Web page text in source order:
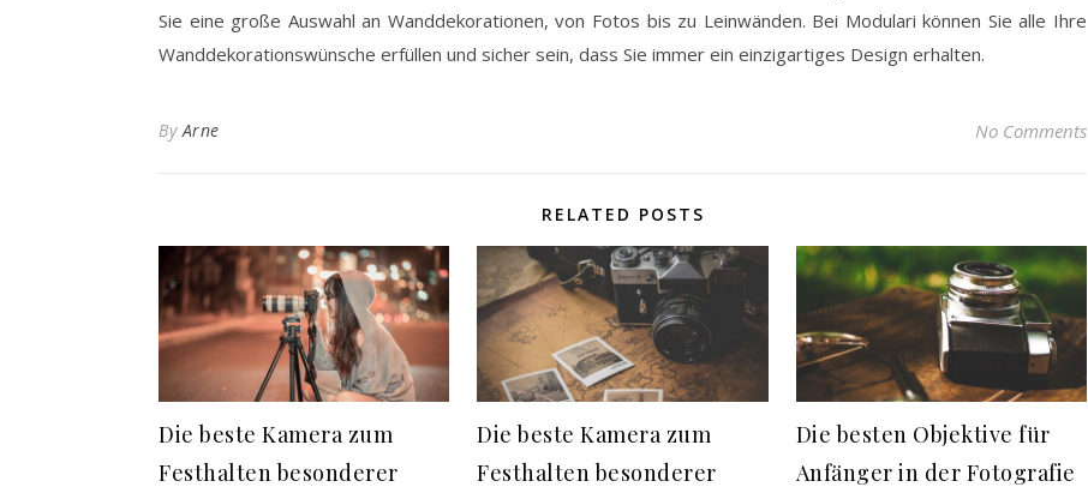
Sie eine große Auswahl an Wanddekorationen, von Fotos bis zu Leinwänden. Bei Modulari können Sie alle Ihre
Wanddekorationswünsche erfüllen und sicher sein, dass Sie immer ein einzigartiges Design erhalten.
By Arne No Comments
RELATED POSTS
Die beste Kamera zum
Festhalten besonderer
Die beste Kamera zum
Festhalten besonderer
Die besten Objektive für
Anfänger in der Fotografie